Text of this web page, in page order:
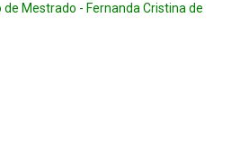
Mestrado - Fernanda Cristina de